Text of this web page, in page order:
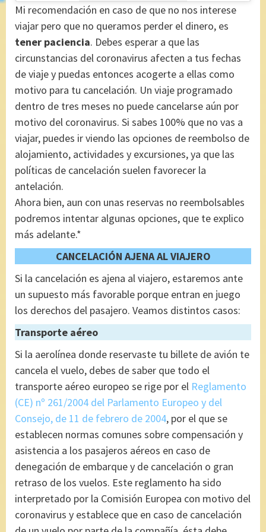
Mi recomendación en caso de que no nos interese
viajar pero que no queramos perder el dinero, es
tener paciencia. Debes esperar a que las
circunstancias del coronavirus afecten a tus fechas
de viaje y puedas entonces acogerte a ellas como
motivo para tu cancelación. Un viaje programado
dentro de tres meses no puede cancelarse aún por
motivo del coronavirus. Si sabes 100% que no vas a
viajar, puedes ir viendo las opciones de reembolso de
alojamiento, actividades y excursiones, ya que las
políticas de cancelación suelen favorecer la
antelación.
Ahora bien, aun con unas reservas no reembolsables
podremos intentar algunas opciones, que te explico
más adelante.*
CANCELACIÓN AJENA AL VIAJERO
Si la cancelación es ajena al viajero, estaremos ante
un supuesto más favorable porque entran en juego
los derechos del pasajero. Veamos distintos casos:
Transporte aéreo
Si la aerolínea donde reservaste tu billete de avión te
cancela el vuelo, debes de saber que todo el
transporte aéreo europeo se rige por el Reglamento
(CE) nº 261/2004 del Parlamento Europeo y del
Consejo, de 11 de febrero de 2004, por el que se
establecen normas comunes sobre compensación y
asistencia a los pasajeros aéreos en caso de
denegación de embarque y de cancelación o gran
retraso de los vuelos. Este reglamento ha sido
interpretado por la Comisión Europea con motivo del
coronavirus y establece que en caso de cancelación